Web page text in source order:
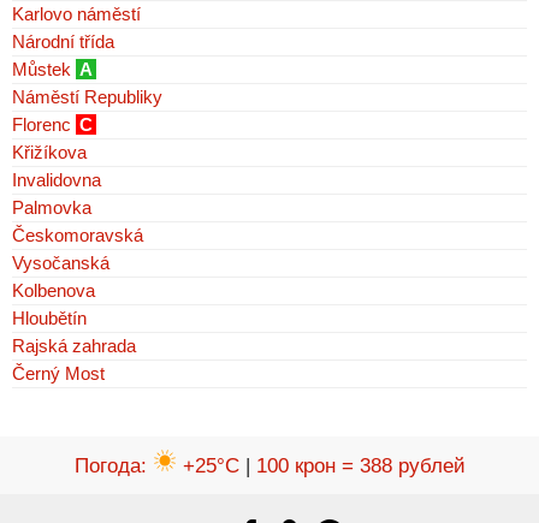
Karlovo náměstí
Národní třída
Můstek A
Náměstí Republiky
Florenc C
Křižíkova
Invalidovna
Palmovka
Českomoravská
Vysočanská
Kolbenova
Hloubětín
Rajská zahrada
Černý Most
Погода: +25°C| 100 крон = 388 рублей